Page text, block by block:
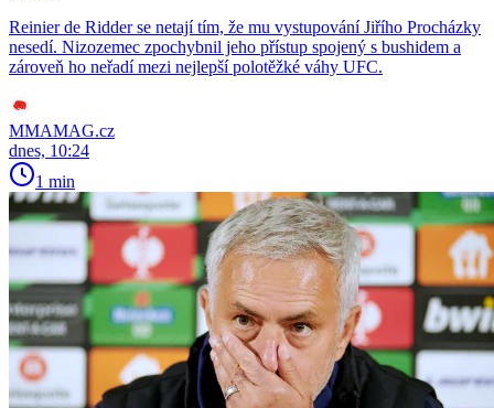
Reinier de Ridder se netají tím, že mu vystupování Jiřího Procházky
nesedí. Nizozemec zpochybnil jeho přístup spojený s bushidem a
zároveň ho neřadí mezi nejlepší polotěžké váhy UFC.
MMAMAG.cz
dnes, 10:24
1 min